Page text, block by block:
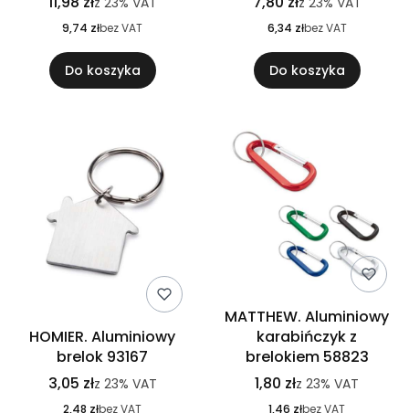
9,74 złbez VAT
Do koszyka
6,34 złbez VAT
Do koszyka
HOMIER. Aluminiowy
brelok 93167
3,05 złz 23% VAT
2,48 złbez VAT
MATTHEW. Aluminiowy
karabińczyk z
brelokiem 58823
1,80 złz 23% VAT
1,46 złbez VAT